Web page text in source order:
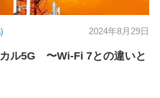
2024年8月29日
ル5G 〜Wi-Fi 7との違いと